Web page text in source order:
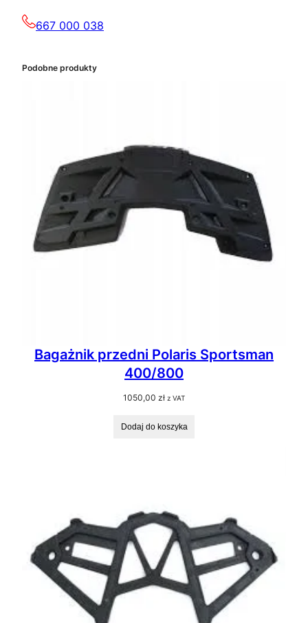
667 000 038
Podobne produkty
Bagażnik przedni Polaris Sportsman
400/800
1050,00 zł z VAT
Dodaj do koszyka